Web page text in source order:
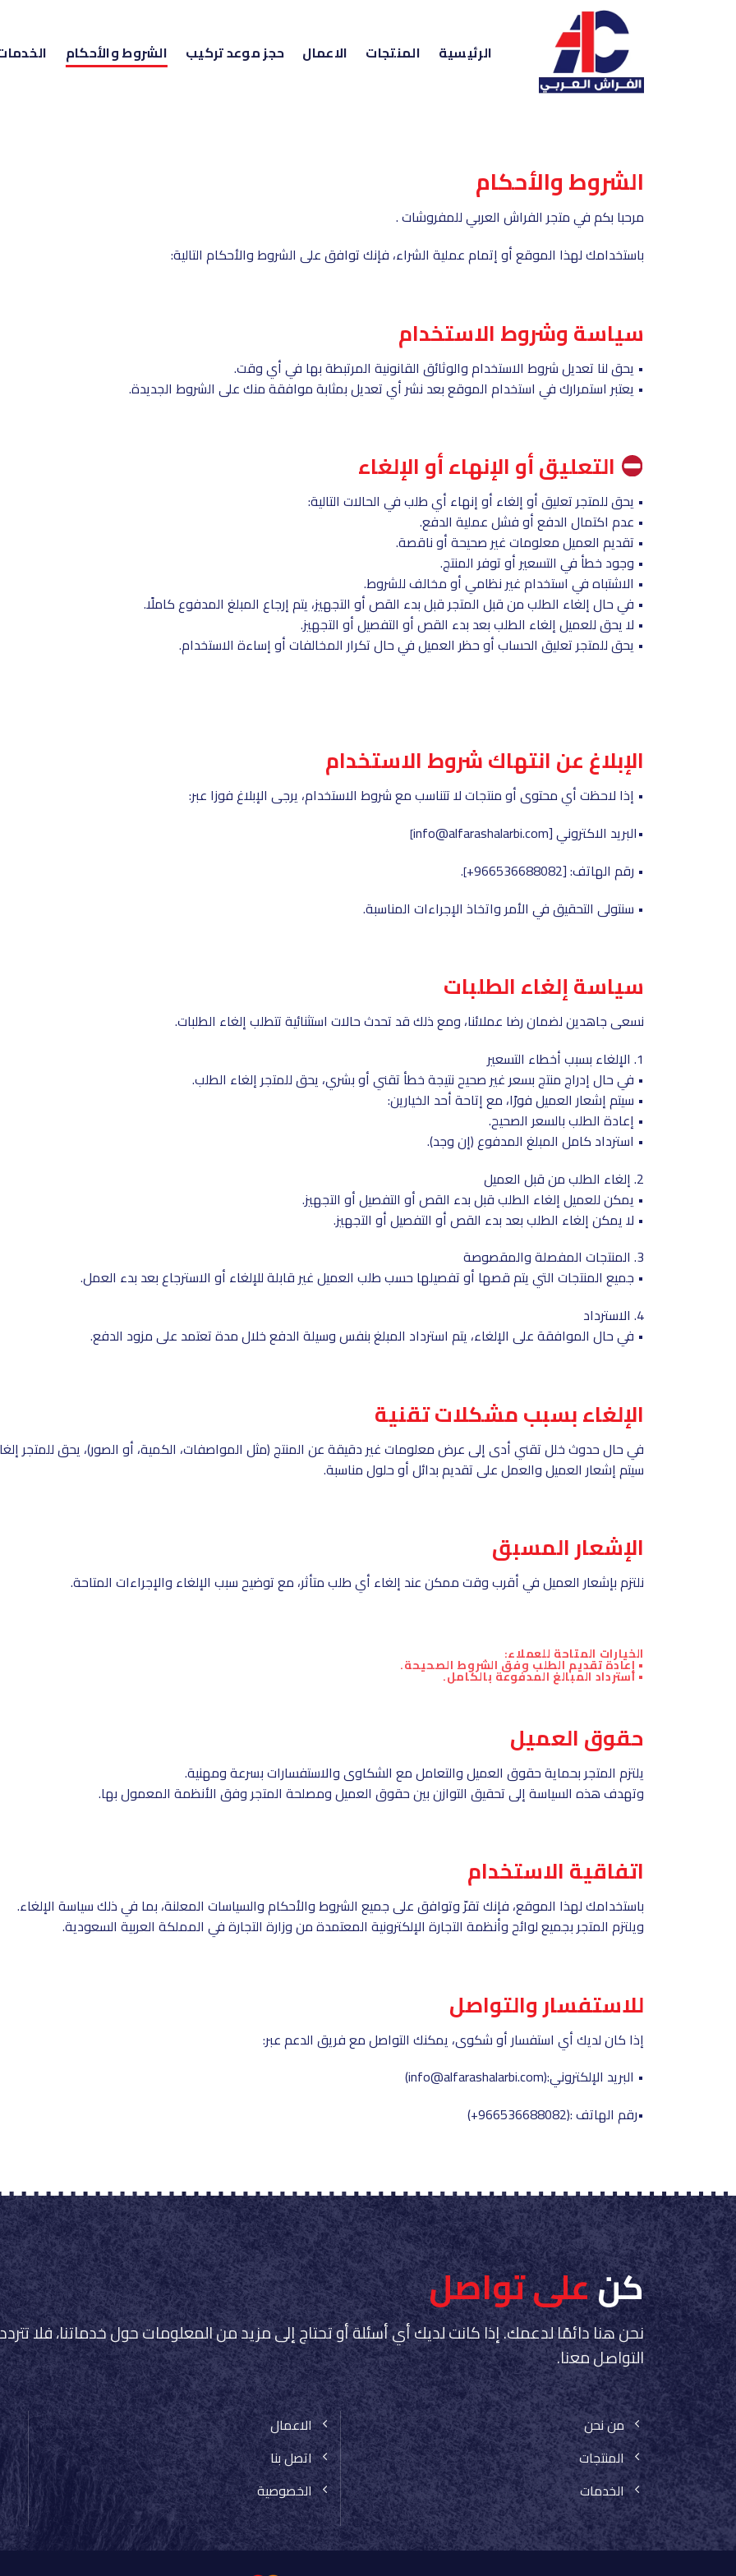
الرئيسية
المنتجات الاعمال حجز موعد تركيب الشروط والأحكام
الشروط والأحكام
مرحبا بكم في متجر الفراش العربي للمفروشات .
باستخدامك لهذا الموقع أو إتمام عملية الشراء، فإنك توافق على الشروط والأحكام التالية:
سياسة وشروط الاستخدام
• يحق لنا تعديل شروط الاستخدام والوثائق القانونية المرتبطة بها في أي وقت.
• يعتبر استمرارك في استخدام الموقع بعد نشر أي تعديل بمثابة موافقة منك على الشروط الجديدة.
التعليق أو الإنهاء أو الإلغاء
• يحق للمتجر تعليق أو إلغاء أو إنهاء أي طلب في الحالات التالية:
• عدم اكتمال الدفع أو فشل عملية الدفع.
• تقديم العميل معلومات غير صحيحة أو ناقصة.
• وجود خطأ في التسعير أو توفر المنتج.
• الاشتباه في استخدام غير نظامي أو مخالف للشروط.
• في حال إلغاء الطلب من قبل المتجر قبل بدء القص أو التجهيز، يتم إرجاع المبلغ المدفوع كاملًا.
• لا يحق للعميل إلغاء الطلب بعد بدء القص أو التفصيل أو التجهيز.
• يحق للمتجر تعليق الحساب أو حظر العميل في حال تكرار المخالفات أو إساءة الاستخدام.
الإبلاغ عن انتهاك شروط الاستخدام
• إذا لاحظت أي محتوى أو منتجات لا تتناسب مع شروط الاستخدام، يرجى الإبلاغ فوزا عبر:
•البريد الاكتروني [info@alfarashalarbi.com
]
• رقم الهاتف: [966536688082+ ].
• سنتولى التحقيق في الأمر واتخاذ الإجراءات المناسبة.
سياسة إلغاء الطلبات
نسعى جاهدين لضمان رضا عملائنا، ومع ذلك قد تحدث حالات استثنائية تتطلب إلغاء الطلبات.
1. الإلغاء بسبب أخطاء التسعير
• في حال إدراج منتج بسعر غير صحيح نتيجة خطأ تقني أو بشري، يحق للمتجر إلغاء الطلب.
• سيتم إشعار العميل فورًا، مع إتاحة أحد الخيارين:
• إعادة الطلب بالسعر الصحيح.
• استرداد كامل المبلغ المدفوع (إن وجد).
2. إلغاء الطلب من قبل العميل
• يمكن للعميل إلغاء الطلب قبل بدء القص أو التفصيل أو التجهيز.
• لا يمكن إلغاء الطلب بعد بدء القص أو التفصيل أو التجهيز.
3. المنتجات المفصلة والمقصوصة
• جميع المنتجات التي يتم قصها أو تفصيلها حسب طلب العميل غير قابلة للإلغاء أو الاسترجاع بعد بدء العمل.
4. الاسترداد
• في حال الموافقة على الإلغاء، يتم استرداد المبلغ بنفس وسيلة الدفع خلال مدة تعتمد على مزود الدفع.
الإلغاء بسبب مشكلات تقنية
في حال حدوث خلل تقني أدى إلى عرض معلومات غير دقيقة عن المنتج (مثل المواصفات، الكمية، أو الصور)، يحق للمتجر
سيتم إشعار العميل والعمل على تقديم بدائل أو حلول مناسبة.
الإشعار المسبق
نلتزم بإشعار العميل في أقرب وقت ممكن عند إلغاء أي طلب متأثر، مع توضيح سبب الإلغاء والإجراءات المتاحة.
الخيارات المتاحة للعملاء:
• إعادة تقديم الطلب وفق الشروط الصحيحة.
• استرداد المبالغ المدفوعة بالكامل.
حقوق العميل
يلتزم المتجر بحماية حقوق العميل والتعامل مع الشكاوى والاستفسارات بسرعة ومهنية.
وتهدف هذه السياسة إلى تحقيق التوازن بين حقوق العميل ومصلحة المتجر وفق الأنظمة المعمول بها.
اتفاقية الاستخدام
باستخدامك لهذا الموقع، فإنك تقرّ وتوافق على جميع الشروط والأحكام والسياسات المعلنة، بما في ذلك سياسة الإلغاء.
ويلتزم المتجر بجميع لوائح وأنظمة التجارة الإلكترونية المعتمدة من وزارة التجارة في المملكة العربية السعودية.
للاستفسار والتواصل
إذا كان لديك أي استفسار أو شكوى، يمكنك التواصل مع فريق الدعم عبر:
• البريد الإلكتروني:(info@alfarashalarbi.com)
•رقم الهاتف :(966536688082+)
كنعلى تواصل
نحن هنا دائمًا لدعمك. إذا كانت لديك أي أسئلة أو تحتاج إلى مزيد من المعلومات حول خدماتنا، فلا
التواصل معنا.
من نحن
المنتجات
الخدمات
الاعمال
اتصل بنا
الخصوصية